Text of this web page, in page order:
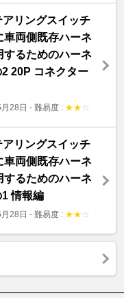
リングスイッチ
車両側既存ハーネ
するためのハーネ
20P コネクター
28日 - 難易度 : ★★ ☆
リングスイッチ
車両側既存ハーネ
するためのハーネ
情報編
28日 - 難易度 : ★★ ☆